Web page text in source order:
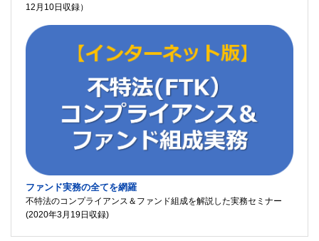
12月10日収録）
ファンド実務の全てを網羅
不特法のコンプライアンス＆ファンド組成を解説した実務セミナー
(2020年3月19日収録)